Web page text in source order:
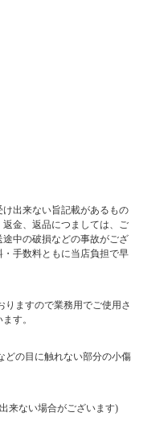
出来ない旨記載があるもの
金、返品につましては、ご
中の破損などの事故がござ
手数料ともに当店負担で早
ますので業務用でご使用さ
す。
の目に触れない部分の小傷
来ない場合がございます)